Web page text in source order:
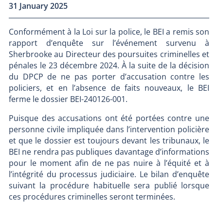
31 January 2025
Conformément à la Loi sur la police, le BEI a remis son
rapport d’enquête sur l’événement survenu à
Sherbrooke au Directeur des poursuites criminelles et
pénales le 23 décembre 2024. À la suite de la décision
du DPCP de ne pas porter d’accusation contre les
policiers, et en l’absence de faits nouveaux, le BEI
ferme le dossier BEI-240126-001.
Puisque des accusations ont été portées contre une
personne civile impliquée dans l’intervention policière
et que le dossier est toujours devant les tribunaux, le
BEI ne rendra pas publiques davantage d’informations
pour le moment afin de ne pas nuire à l’équité et à
l’intégrité du processus judiciaire. Le bilan d’enquête
suivant la procédure habituelle sera publié lorsque
ces procédures criminelles seront terminées.